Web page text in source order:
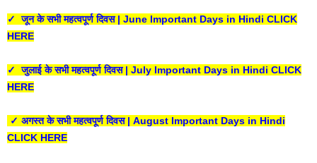
✓ जून के सभी महत्वपूर्ण दिवस | June Important Days in Hindi CLICK
HERE
✓ जुलाई के सभी महत्वपूर्ण दिवस | July Important Days in Hindi CLICK
HERE
✓ अगस्त के सभी महत्वपूर्ण दिवस | August Important Days in Hindi
CLICK HERE